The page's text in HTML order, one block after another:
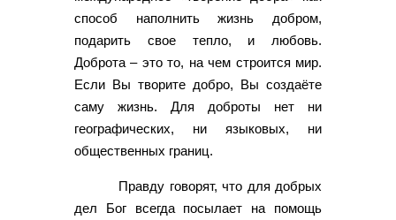
способ наполнить жизнь добром,
подарить свое тепло, и любовь.
Доброта – это то, на чем строится мир.
Если Вы творите добро, Вы создаёте
саму жизнь. Для доброты нет ни
географических, ни языковых, ни
общественных границ.
Правду говорят, что для добрых
дел Бог всегда посылает на помощь